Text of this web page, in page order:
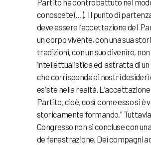
Partito ha controbattuto nel
conoscete (…). Il punto di
deve essere l’accettazione del
un corpo vivente, con una sua
tradizioni, con un suo divenire, non
intellettualistica ed astratta di
che corrisponda ai nostri desideri
esiste nella realtà. L’accettazione
Partito, cioè, così come esso si è
storicamente formando.”
Congresso non si concluse con
de fenestrazione. Dei compagni